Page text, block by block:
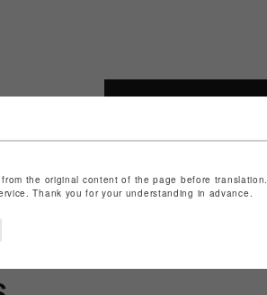
the original content of the page before translation.
Thank you for your understanding in advance.